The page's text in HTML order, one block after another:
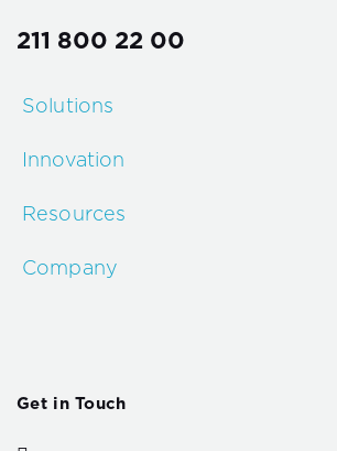
211 800 22 00
Solutions
Innovation
Resources
Company
Get in Touch